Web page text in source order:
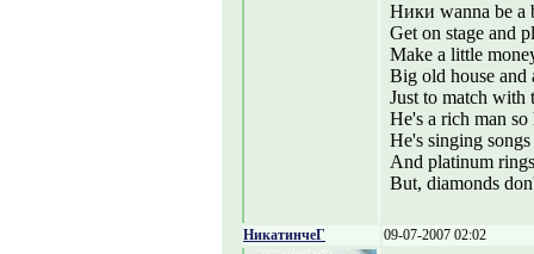
Ники wanna be a
Get on stage and
Make a little
Big old house and
Just to match with
He's a rich man
He's singing
And platinum
But, diamonds
НикатинчеГ 09-07-2007 02:02